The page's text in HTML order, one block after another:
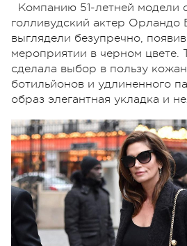
Компанию 51-летней модели
голливудский актер Орландо
выглядели безупречно,
мероприятии в черном цвете.
сделала выбор в пользу
ботильйонов и удлиненного
образ элегантная укладка и